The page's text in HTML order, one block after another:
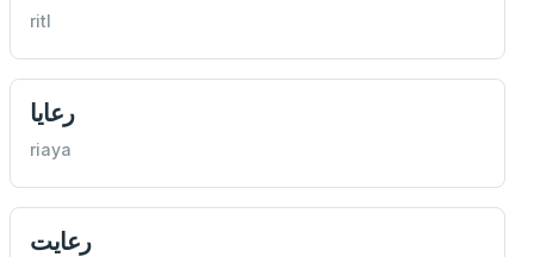
ritl
رعايا
riaya
رعايت